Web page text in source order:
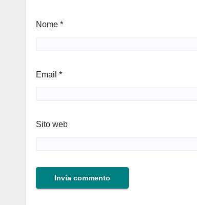
Nome *
Email *
Sito web